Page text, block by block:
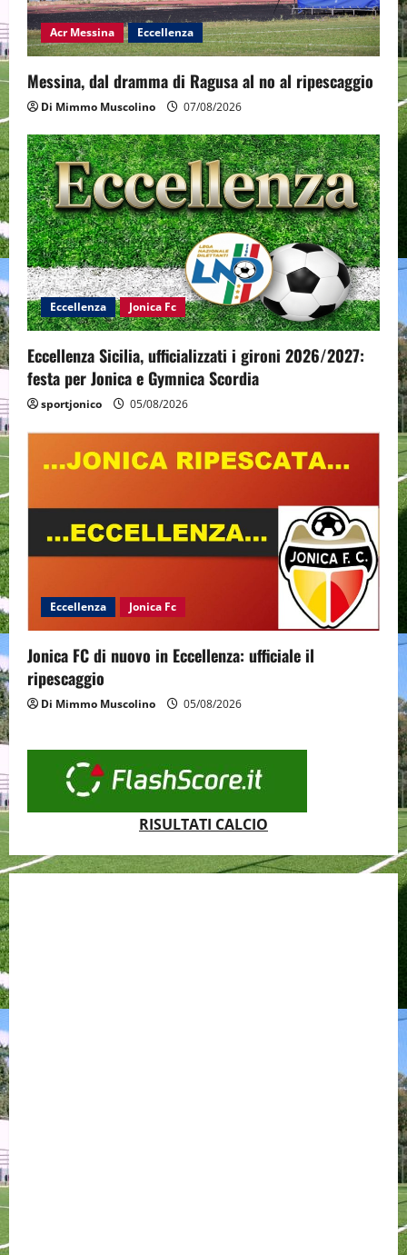
o
n
Acr Messina Eccellenza
Messina, dal dramma di Ragusa al no al ripescaggio
Di Mimmo Muscolino 07/08/2026
Eccellenza Jonica Fc
Eccellenza Sicilia, ufficializzati i gironi 2026/2027:
festa per Jonica e Gymnica Scordia
sportjonico 05/08/2026
Eccellenza Jonica Fc
Jonica FC di nuovo in Eccellenza: ufficiale il
ripescaggio
Di Mimmo Muscolino 05/08/2026
RISULTATI CALCIO